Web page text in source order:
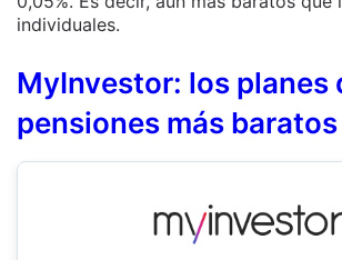
individuales.
MyInvestor: los planes
pensiones más baratos